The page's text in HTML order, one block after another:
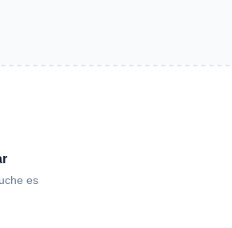
es